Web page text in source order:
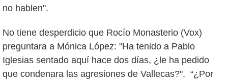
no hablen".
No tiene desperdicio que Rocío Monasterio (Vox)
preguntara a Mónica López: "Ha tenido a Pablo
Iglesias sentado aquí hace dos días, ¿le ha pedido
que condenara las agresiones de Vallecas?". “¿Por